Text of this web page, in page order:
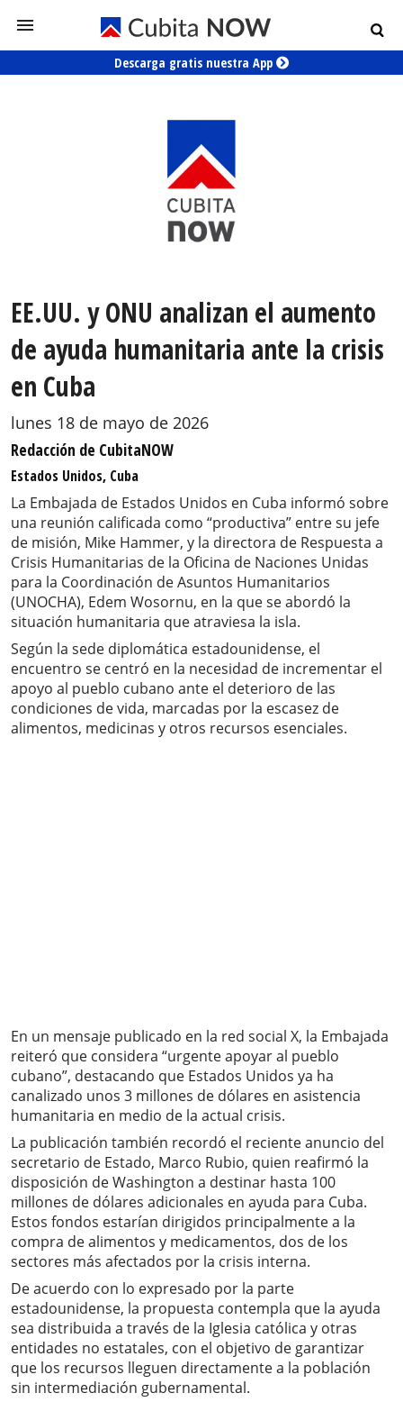
Descarga gratis nuestra App
EE.UU. y ONU analizan el aumento
de ayuda humanitaria ante la crisis
en Cuba
lunes 18 de mayo de 2026
Redacción de CubitaNOW
Estados Unidos, Cuba
La Embajada de Estados Unidos en Cuba informó sobre
una reunión calificada como “productiva” entre su jefe
de misión, Mike Hammer, y la directora de Respuesta a
Crisis Humanitarias de la Oficina de Naciones Unidas
para la Coordinación de Asuntos Humanitarios
(UNOCHA), Edem Wosornu, en la que se abordó la
situación humanitaria que atraviesa la isla.
Según la sede diplomática estadounidense, el
encuentro se centró en la necesidad de incrementar el
apoyo al pueblo cubano ante el deterioro de las
condiciones de vida, marcadas por la escasez de
alimentos, medicinas y otros recursos esenciales.
En un mensaje publicado en la red social X, la Embajada
reiteró que considera “urgente apoyar al pueblo
cubano”, destacando que Estados Unidos ya ha
canalizado unos 3 millones de dólares en asistencia
humanitaria en medio de la actual crisis.
La publicación también recordó el reciente anuncio del
secretario de Estado, Marco Rubio, quien reafirmó la
disposición de Washington a destinar hasta 100
millones de dólares adicionales en ayuda para Cuba.
Estos fondos estarían dirigidos principalmente a la
compra de alimentos y medicamentos, dos de los
sectores más afectados por la crisis interna.
De acuerdo con lo expresado por la parte
estadounidense, la propuesta contempla que la ayuda
sea distribuida a través de la Iglesia católica y otras
entidades no estatales, con el objetivo de garantizar
que los recursos lleguen directamente a la población
sin intermediación gubernamental.